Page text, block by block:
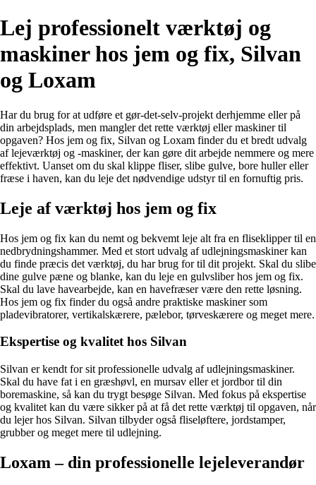
Lej professionelt værktøj og
maskiner hos jem og fix, Silvan
og Loxam
Har du brug for at udføre et gør-det-selv-projekt derhjemme eller på
din arbejdsplads, men mangler det rette værktøj eller maskiner til
opgaven? Hos jem og fix, Silvan og Loxam finder du et bredt udvalg
af lejeværktøj og -maskiner, der kan gøre dit arbejde nemmere og mere
effektivt. Uanset om du skal klippe fliser, slibe gulve, bore huller eller
fræse i haven, kan du leje det nødvendige udstyr til en fornuftig pris.
Leje af værktøj hos jem og fix
Hos jem og fix kan du nemt og bekvemt leje alt fra en fliseklipper til en
nedbrydningshammer. Med et stort udvalg af udlejningsmaskiner kan
du finde præcis det værktøj, du har brug for til dit projekt. Skal du slibe
dine gulve pæne og blanke, kan du leje en gulvsliber hos jem og fix.
Skal du lave havearbejde, kan en havefræser være den rette løsning.
Hos jem og fix finder du også andre praktiske maskiner som
pladevibratorer, vertikalskærere, pælebor, tørveskærere og meget mere.
Ekspertise og kvalitet hos Silvan
Silvan er kendt for sit professionelle udvalg af udlejningsmaskiner.
Skal du have fat i en græshøvl, en mursav eller et jordbor til din
boremaskine, så kan du trygt besøge Silvan. Med fokus på ekspertise
og kvalitet kan du være sikker på at få det rette værktøj til opgaven, når
du lejer hos Silvan. Silvan tilbyder også fliseløftere, jordstamper,
grubber og meget mere til udlejning.
Loxam – din professionelle lejeleverandør